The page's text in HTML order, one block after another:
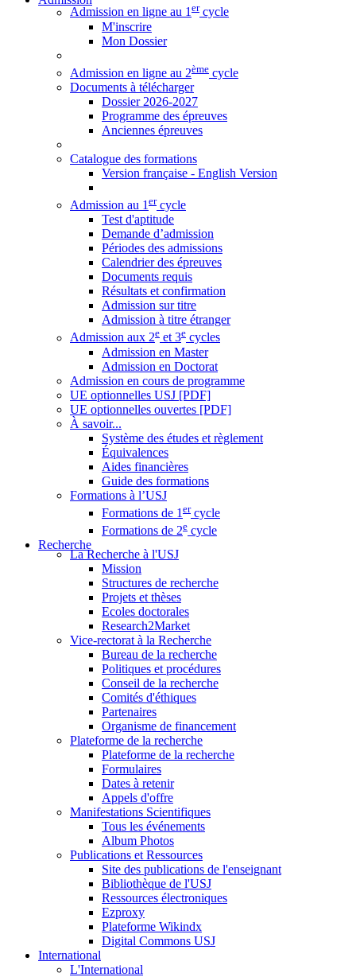
Admission en ligne au 1ercycle
M'inscrire
Mon Dossier
Admission en ligne au 2ème cycle
Documents à télécharger
Dossier 2026-2027
Programme des épreuves
Anciennes épreuves
Catalogue des formations
Version française - English Version
Admission au 1 ercycle
Test d'aptitude
Demande d’admission
Périodes des admissions
Calendrier des épreuves
Documents requis
Résultats et confirmation
Admission sur titre
Admission à titre étranger
Admission aux 2e et 3e cycles
Admission en Master
Admission en Doctorat
Admission en cours de programme
UE optionnelles USJ [PDF]
UE optionnelles ouvertes [PDF]
À savoir...
Système des études et règlement
Équivalences
Aides financières
Guide des formations
Formations à l’USJ
Formations de 1 ercycle
Formations de 2e cycle
Recherche
La Recherche à l'USJ
Mission
Structures de recherche
Projets et thèses
Ecoles doctorales
Research2Market
Vice-rectorat à la Recherche
Bureau de la recherche
Politiques et procédures
Conseil de la recherche
Comités d'éthiques
Partenaires
Organisme de financement
Plateforme de la recherche
Plateforme de la recherche
Formulaires
Dates à retenir
Appels d'offre
Manifestations Scientifiques
Tous les événements
Album Photos
Publications et Ressources
Site des publications de l'enseignant
Bibliothèque de l'USJ
Ressources électroniques
Ezproxy
Plateforme Wikindx
Digital Commons USJ
International
L'International